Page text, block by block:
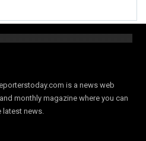
is a news web
monthly magazine where you can
latest news.